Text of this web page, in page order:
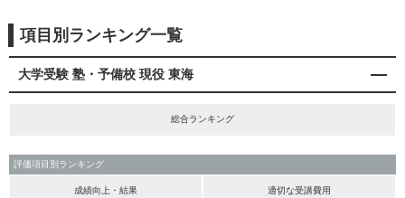
項目別ランキング一覧
大学受験 塾・予備校 現役 東海
総合ランキング
評価項目別ランキング
成績向上・結果 適切な受講費用